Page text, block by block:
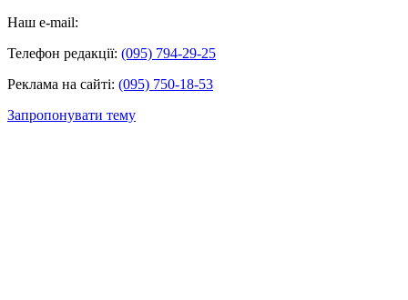
Наш e-mail:
Телефон редакції: (095) 794-29-25
Реклама на сайті: (095) 750-18-53
Запропонувати тему